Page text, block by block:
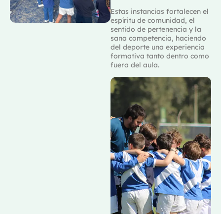
Estas instancias fortalecen el
espíritu de comunidad, el
sentido de pertenencia y la
sana competencia, haciendo
del deporte una experiencia
formativa tanto dentro como
fuera del aula.